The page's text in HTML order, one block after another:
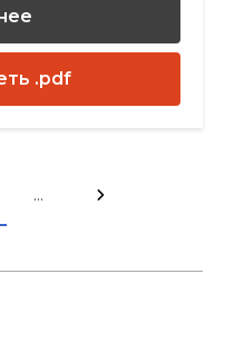
.pdf
...